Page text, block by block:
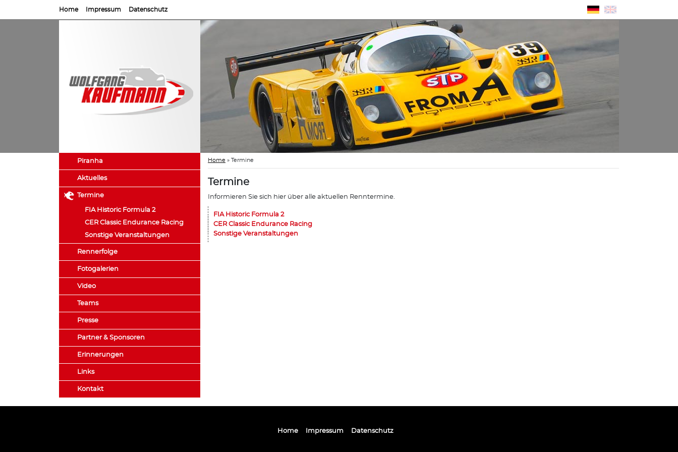
Home Impressum Datenschutz
Piranha
Aktuelles
Termine
FIA Historic Formula 2
CER Classic Endurance Racing
Sonstige Veranstaltungen
Rennerfolge
Fotogalerien
Video
Teams
Presse
Partner & Sponsoren
Erinnerungen
Links
Kontakt
Home » Termine
Termine
Informieren Sie sich hier über alle aktuellen Renntermine.
FIA Historic Formula 2
CER Classic Endurance Racing
Sonstige Veranstaltungen
Home Impressum Datenschutz